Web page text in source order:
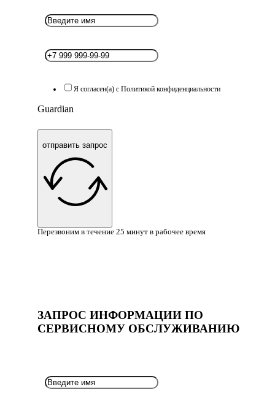
Я согласен(а) с Политикой конфиденциальности
Guardian
отправить запрос
Перезвоним в течение 25 минут в рабочее время
ЗАПРОС ИНФОРМАЦИИ ПО
СЕРВИСНОМУ ОБСЛУЖИВАНИЮ